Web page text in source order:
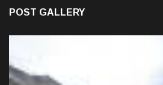
POST GALLERY